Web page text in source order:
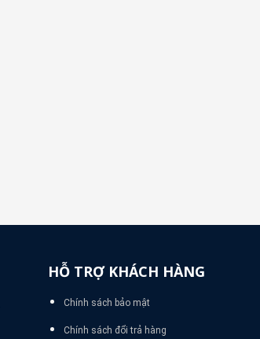
HỖ TRỢ KHÁCH HÀNG
Chính sách bảo mật
Chính sách đổi trả hàng